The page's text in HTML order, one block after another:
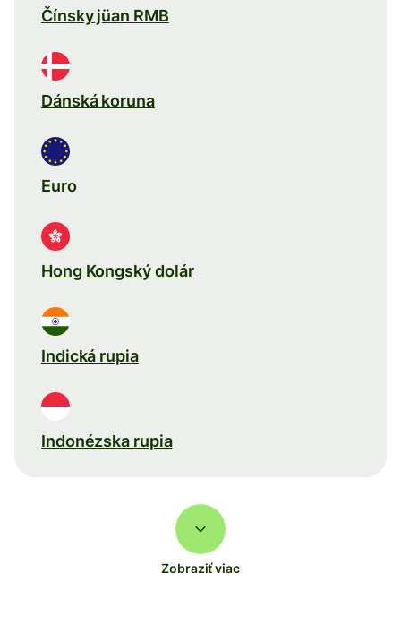
Čínsky jüan RMB
Dánská koruna
Euro
Hong Kongský dolár
Indická rupia
Indonézska rupia
Zobraziť viac